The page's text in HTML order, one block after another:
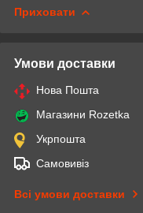
Приховати
Умови доставки
Нова Пошта
Магазини Rozetka
Укрпошта
Самовивіз
Всі умови доставки